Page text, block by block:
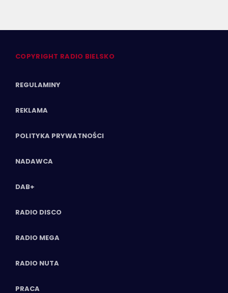
COPYRIGHT RADIO BIELSKO
REGULAMINY
REKLAMA
POLITYKA PRYWATNOŚCI
NADAWCA
DAB+
RADIO DISCO
RADIO MEGA
RADIO NUTA
PRACA